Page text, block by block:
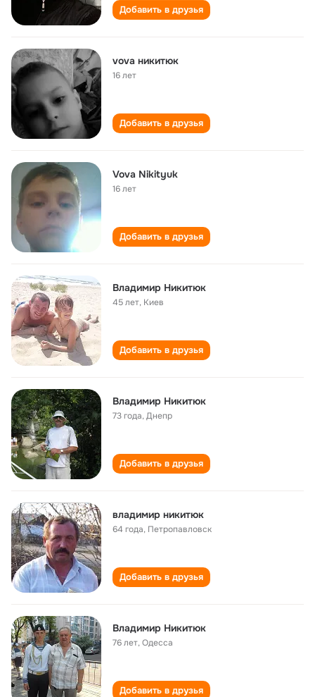
Добавить в друзья
vova никитюк
16 лет
Добавить в друзья
Vova Nikityuk
16 лет
Добавить в друзья
Владимир Никитюк
45 лет, Киев
Добавить в друзья
Владимир Никитюк
73 года,Днепр
Добавить в друзья
владимир никитюк
64 года, Петропавловск
Добавить в друзья
Владимир Никитюк
76 лет,Одесса
Добавить в друзья